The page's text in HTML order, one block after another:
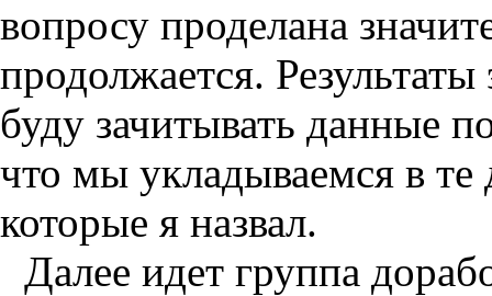
вопросу проделана
продолжается.
буду зачитывать данные
что мы укладываемся в
которые я назвал.
Далее идет группа